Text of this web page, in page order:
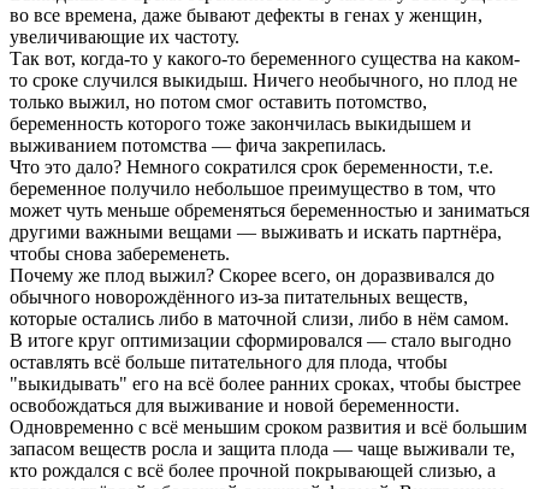
во все времена, даже бывают дефекты в генах у женщин,
увеличивающие их частоту.
Так вот, когда-то у какого-то беременного существа на каком-
то сроке случился выкидыш. Ничего необычного, но плод не
только выжил, но потом смог оставить потомство,
беременность которого тоже закончилась выкидышем и
выживанием потомства — фича закрепилась.
Что это дало? Немного сократился срок беременности, т.е.
беременное получило небольшое преимущество в том, что
может чуть меньше обременяться беременностью и заниматься
другими важными вещами — выживать и искать партнёра,
чтобы снова забеременеть.
Почему же плод выжил? Скорее всего, он доразвивался до
обычного новорождённого из-за питательных веществ,
которые остались либо в маточной слизи, либо в нём самом.
В итоге круг оптимизации сформировался — стало выгодно
оставлять всё больше питательного для плода, чтобы
"выкидывать" его на всё более ранних сроках, чтобы быстрее
освобождаться для выживание и новой беременности.
Одновременно с всё меньшим сроком развития и всё большим
запасом веществ росла и защита плода — чаще выживали те,
кто рождался с всё более прочной покрывающей слизью, а